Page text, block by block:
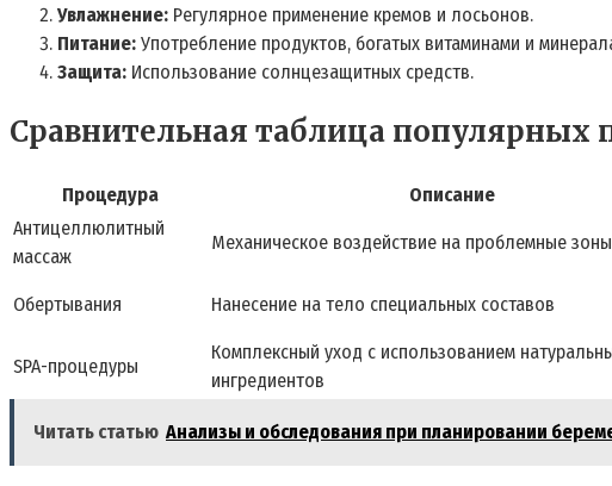
Увлажнение: Регулярное применение кремов и лосьонов.
Питание: Употребление продуктов, богатых витаминами и
Защита: Использование солнцезащитных средств.
Сравнительная таблица популярных
Процедура Описание
Антицеллюлитный
массаж
Механическое воздействие на проблемные зоны
Обертывания Нанесение на тело специальных составов
SPA-процедуры
Комплексный уход с использованием
ингредиентов
Читать статью Анализы и обследования при планировании